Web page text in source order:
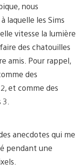
nous
laquelle les Sims
vitesse la lumière
des chatouilles
amis. Pour rappel,
des
et comme des
anecdotes qui me
pendant une